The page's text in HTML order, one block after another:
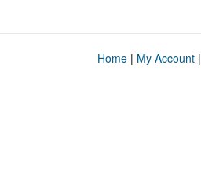
Home| My Account|